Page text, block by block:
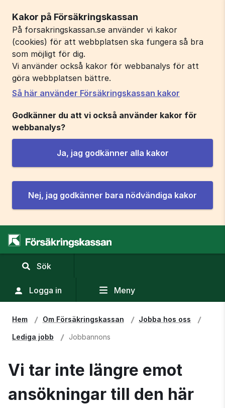
Kakor på Försäkringskassan
På forsakringskassan.se använder vi kakor
(cookies) för att webbplatsen ska fungera så bra
som möjligt för dig.
Vi använder också kakor för webbanalys för att
göra webbplatsen bättre.
Så här använder Försäkringskassan kakor
Godkänner du att vi också använder kakor för
webbanalys?
Ja, jag godkänner alla kakor
Nej, jag godkänner bara nödvändiga kakor
Sök
sökfält
Logga in Meny
Hem Om Försäkringskassan Jobba hos oss
Lediga jobb Jobbannons
Vi tar inte längre emot
ansökningar till den här